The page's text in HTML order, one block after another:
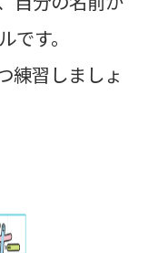
す。
練習しましょ